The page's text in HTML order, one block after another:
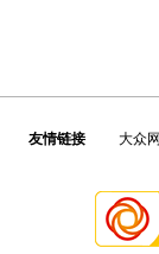
友情链接 大众网